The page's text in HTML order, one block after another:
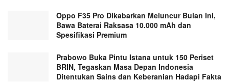
Oppo F35 Pro Dikabarkan Meluncur Bulan Ini,
Bawa Baterai Raksasa 10.000 mAh dan
Spesifikasi Premium
Prabowo Buka Pintu Istana untuk 150 Periset
BRIN, Tegaskan Masa Depan Indonesia
Ditentukan Sains dan Keberanian Hadapi Fakta